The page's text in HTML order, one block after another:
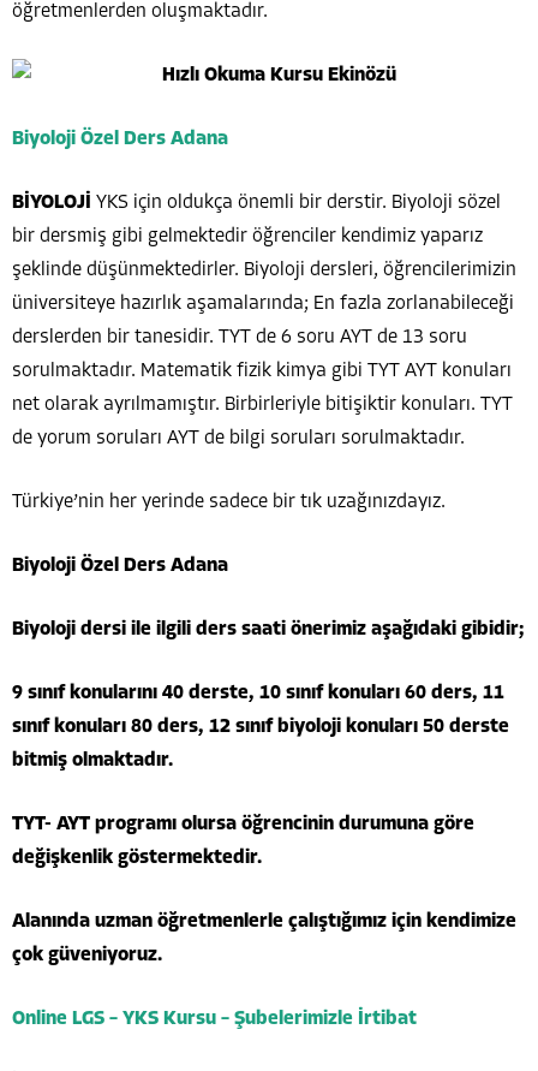
öğretmenlerden oluşmaktadır.
Biyoloji Özel Ders Adana
BİYOLOJİ
YKS için oldukça önemli bir derstir. Biyoloji sözel
bir dersmiş gibi gelmektedir öğrenciler kendimiz yaparız
şeklinde düşünmektedirler. Biyoloji dersleri, öğrencilerimizin
üniversiteye hazırlık aşamalarında; En fazla zorlanabileceği
derslerden bir tanesidir. TYT de 6 soru AYT de 13 soru
sorulmaktadır. Matematik fizik kimya gibi TYT AYT konuları
net olarak ayrılmamıştır. Birbirleriyle bitişiktir konuları. TYT
de yorum soruları AYT de bilgi soruları sorulmaktadır.
Türkiye’nin her yerinde sadece bir tık uzağınızdayız.
Biyoloji Özel Ders Adana
Biyoloji dersi ile ilgili ders saati önerimiz aşağıdaki gibidir;
9 sınıf konularını 40 derste, 10 sınıf konuları 60 ders, 11
sınıf konuları 80 ders, 12 sınıf biyoloji konuları 50 derste
bitmiş olmaktadır.
TYT- AYT programı olursa öğrencinin durumuna göre
değişkenlik göstermektedir.
Alanında uzman öğretmenlerle çalıştığımız için kendimize
çok güveniyoruz.
Online LGS – YKS Kursu – Şubelerimizle İrtibat